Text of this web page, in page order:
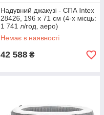
Надувний джакузі - СПА Intex
28426, 196 х 71 см (4-х місць:
1 741 л/год, аеро)
Немає в наявності
42 588 ₴